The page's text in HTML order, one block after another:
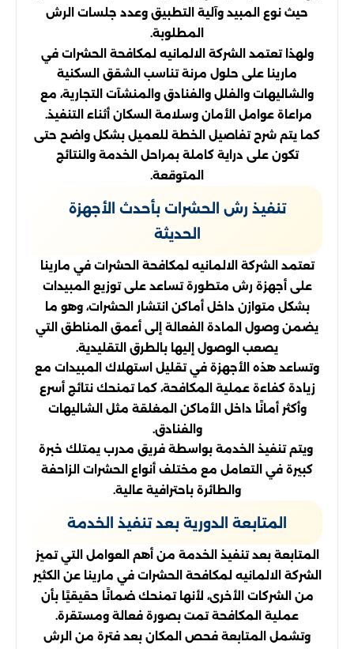
حيث نوع المبيد وآلية التطبيق وعدد جلسات الرش
المطلوبة.
ولهذا تعتمد الشركة الالمانيه لمكافحة الحشرات في
مارينا على حلول مرنة تناسب الشقق السكنية
والشاليهات والفلل والفنادق والمنشآت التجارية، مع
مراعاة عوامل الأمان وسلامة السكان أثناء التنفيذ.
كما يتم شرح تفاصيل الخطة للعميل بشكل واضح حتى
تكون على دراية كاملة بمراحل الخدمة والنتائج
المتوقعة.
تنفيذ رش الحشرات بأحدث الأجهزة
الحديثة
تعتمد الشركة الالمانيه لمكافحة الحشرات في مارينا
على أجهزة رش متطورة تساعد على توزيع المبيدات
بشكل متوازن داخل أماكن انتشار الحشرات، وهو ما
يضمن وصول المادة الفعالة إلى أعمق المناطق التي
يصعب الوصول إليها بالطرق التقليدية.
وتساعد هذه الأجهزة في تقليل استهلاك المبيدات مع
زيادة كفاءة عملية المكافحة، كما تمنحك نتائج أسرع
وأكثر أمانًا داخل الأماكن المغلقة مثل الشاليهات
والفنادق.
ويتم تنفيذ الخدمة بواسطة فريق مدرب يمتلك خبرة
كبيرة في التعامل مع مختلف أنواع الحشرات الزاحفة
والطائرة باحترافية عالية.
المتابعة الدورية بعد تنفيذ الخدمة
المتابعة بعد تنفيذ الخدمة من أهم العوامل التي تميز
الشركة الالمانيه لمكافحة الحشرات في مارينا عن الكثير
من الشركات الأخرى، لأنها تمنحك ضمانًا حقيقيًا بأن
عملية المكافحة تمت بصورة فعالة ومستقرة.
وتشمل المتابعة فحص المكان بعد فترة من الرش